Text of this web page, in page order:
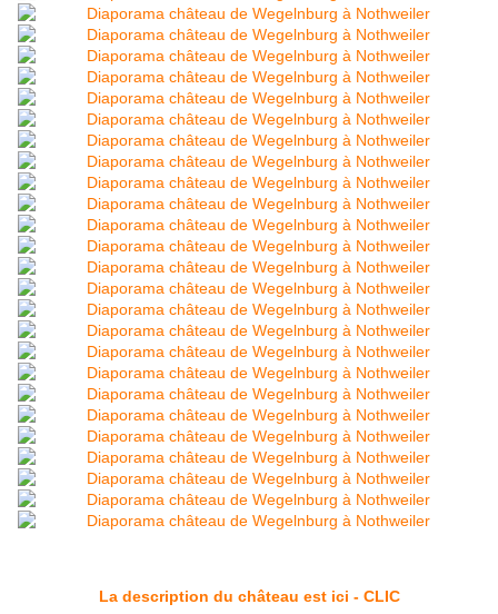
La description du château est ici - CLIC